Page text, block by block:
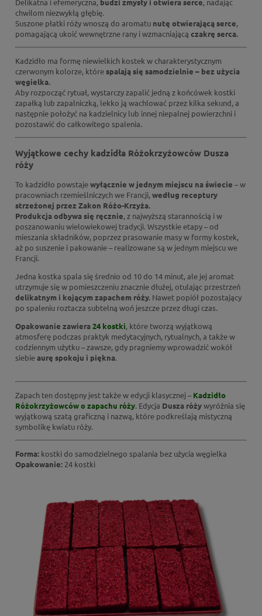
chwilom niezwykłą głębię.
Suszone płatki róży wnoszą do aromatu nutę otwierającą serce,
pomagającą ukoić wewnętrzne rany i wzmacniającą czakrę serca.
Kadzidło ma formę niewielkich kostek w charakterystycznym
czerwonym kolorze, którespalają się samodzielnie – bez użycia
węgielka.
Aby rozpocząć rytuał, wystarczy zapalić jedną z końcówek kostki
zapałką lub zapalniczką, lekko ją wachlować przez kilka sekund, a
następnie położyć na kadzielnicy lub innej niepalnej powierzchni i
pozostawić do całkowitego spalenia.
Wyjątkowe cechy kadzidła Różokrzyżowców Dusza
róży
To kadzidło powstajewyłącznie w jednym miejscu na świecie – w
pracowniach rzemieślniczych we Francji,według receptury
strzeżonej przez Zakon Różo-Krzyża.
Produkcja odbywa się ręcznie, z najwyższą starannością i w
poszanowaniu wielowiekowej tradycji. Wszystkie etapy – od
mieszania składników, poprzez prasowanie masy w formy kostek,
aż po suszenie i pakowanie – realizowane są w jednym miejscu we
Francji.
Jedna kostka spala się średnio od 10 do 14 minut, ale jej aromat
utrzymuje się w pomieszczeniu znacznie dłużej, otulając przestrzeń
delikatnym i kojącym zapachem róży. Nawet popiół pozostający
po spaleniu roztacza subtelną woń jeszcze przez długi czas.
Opakowanie zawiera24 kostki, które tworzą wyjątkową
atmosferę podczas praktyk medytacyjnych, rytualnych, a także w
codziennym użytku – zawsze, gdy pragniemy wprowadzić wokół
siebieaurę spokoju i piękna.
Zapach ten dostępny jest także w edycji klasycznej –Kadzidło
Różokrzyżowców o zapachu róży. Edycja Dusza różywyróżnia się
wyjątkową szatą graficzną i nazwą, które podkreślają mistyczną
symbolikę kwiatu róży.
Forma: kostki do samodzielnego spalania bez użycia węgielka
Opakowanie: 24 kostki